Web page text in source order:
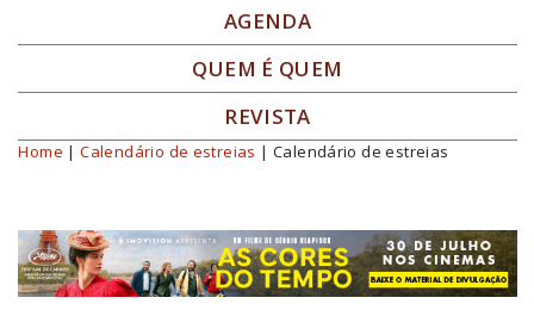
AGENDA
QUEM É QUEM
REVISTA
Você está aqui
Home |Calendário de estreias | Calendário de estreias